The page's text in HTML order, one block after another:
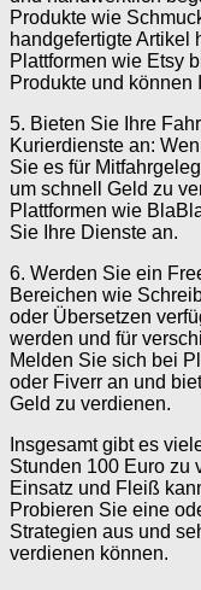
Produkte wie
handgefertigte Artikel
Plattformen wie Etsy
Produkte und
5. Bieten Sie Ihre
Kurierdienste an:
Sie es für
um schnell Geld zu
Plattformen wie
Sie Ihre Dienste an.
6. Werden Sie ein
Bereichen wie
oder Übersetzen
werden und für
Melden Sie sich bei
oder Fiverr an und
Geld zu verdienen.
Insgesamt gibt es
Stunden 100 Euro zu
Einsatz und Fleiß
Probieren Sie eine
Strategien aus und
verdienen können.